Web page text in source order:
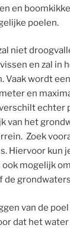
en
poelen.
niet
en zal in
Vaak wordt
en
echter
van het
Zoek
Hiervoor kun
mogelijk
de
van de
dat het